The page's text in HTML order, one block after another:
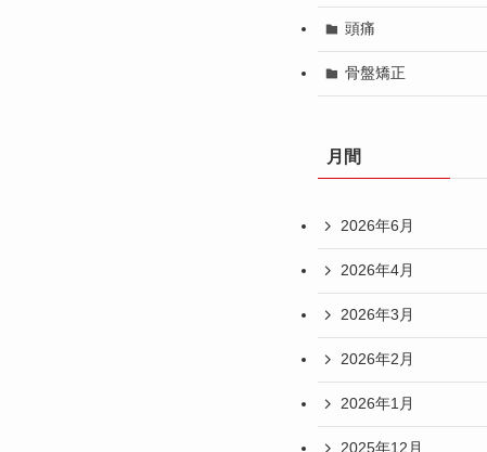
頭痛
骨盤矯正
月間
2026年6月
2026年4月
2026年3月
2026年2月
2026年1月
2025年12月